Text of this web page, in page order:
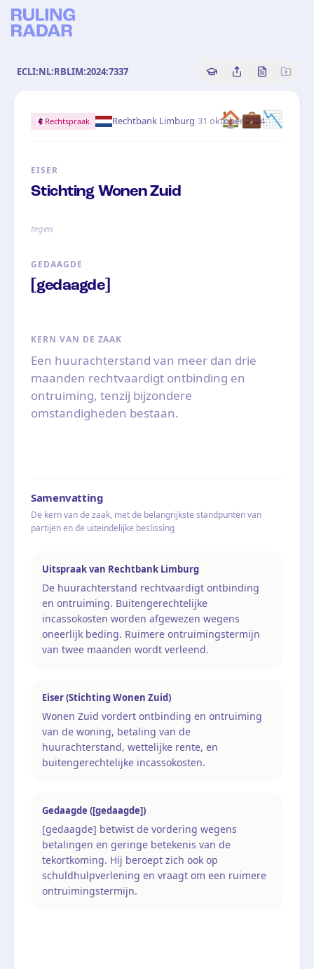
ECLI:NL:RBLIM:2024:7337 Copy source
Share this
Bekijk
🏠💼📉
Rechtspraak Rechtbank Limburg·31 oktober 2024
EISER
Stichting Wonen Zuid
tegen
GEDAAGDE
[gedaagde]
KERN VAN DE ZAAK
Een huurachterstand van meer dan drie
maanden rechtvaardigt ontbinding en
ontruiming, tenzij bijzondere
omstandigheden bestaan.
Samenvatting
De kern van de zaak, met de belangrijkste standpunten van
partijen en de uiteindelijke beslissing
Uitspraak van Rechtbank Limburg
De huurachterstand rechtvaardigt ontbinding
en ontruiming. Buitengerechtelijke
incassokosten worden afgewezen wegens
oneerlijk beding. Ruimere ontruimingstermijn
van twee maanden wordt verleend.
Eiser (Stichting Wonen Zuid)
Wonen Zuid vordert ontbinding en ontruiming
van de woning, betaling van de
huurachterstand, wettelijke rente, en
buitengerechtelijke incassokosten.
Gedaagde ([gedaagde])
[gedaagde] betwist de vordering wegens
betalingen en geringe betekenis van de
tekortkoming. Hij beroept zich ook op
schuldhulpverlening en vraagt om een ruimere
ontruimingstermijn.